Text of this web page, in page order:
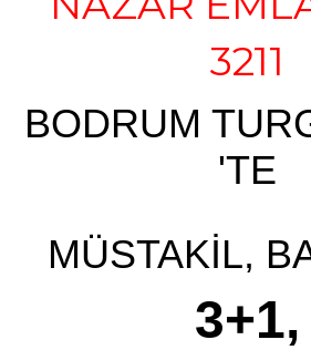
3211
BODRUM
'TE
MÜSTAKİL,
3+1,